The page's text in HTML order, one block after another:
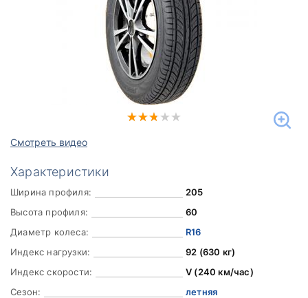
Смотреть видео
Характеристики
Ширина профиля:
205
Высота профиля:
60
Диаметр колеса:
R16
Индекс нагрузки:
92 (630 кг)
Индекс скорости:
V (240 км/час)
Сезон:
летняя